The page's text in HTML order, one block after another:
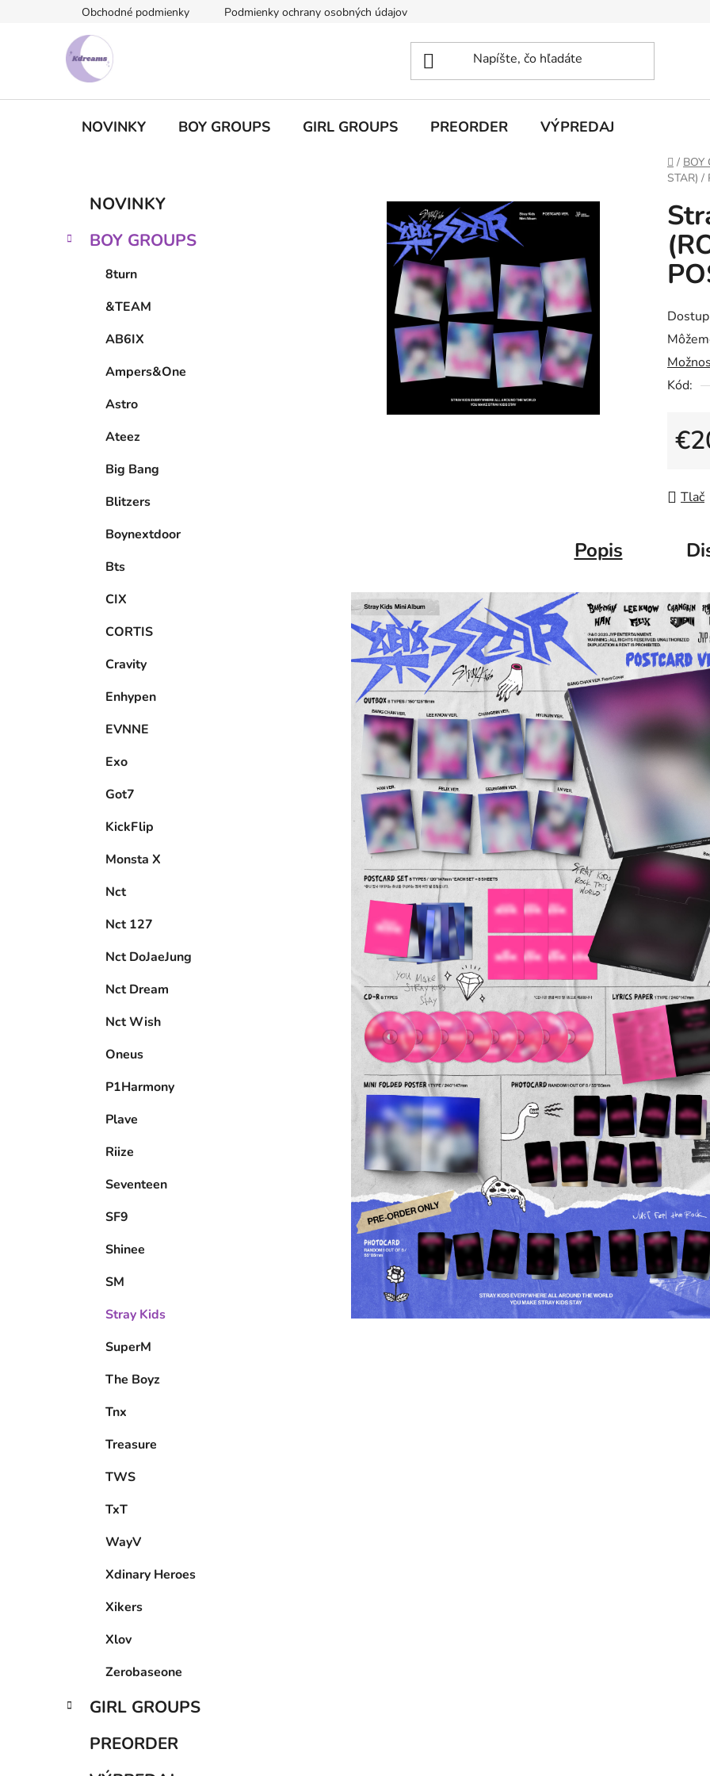
Obchodné podmienky Podmienky ochrany osobných údajov
NOVINKY BOY GROUPS GIRL GROUPS PREORDER VÝPREDAJ
Domov
/ BOY
STAR) /
č
Preskočiť
kategórie
e
NOVINKY
BOY GROUPS
8turn
&TEAM
AB6IX
Ampers&One
Astro
Ateez
Big Bang
Blitzers
Boynextdoor
Bts
CIX
CORTIS
Cravity
Enhypen
EVNNE
Exo
Got7
KickFlip
Monsta X
Nct
Nct 127
Nct DoJaeJung
Nct Dream
Nct Wish
Oneus
P1Harmony
Plave
Riize
Seventeen
SF9
Shinee
SM
Stray Kids
SuperM
The Boyz
Tnx
Treasure
TWS
TxT
WayV
Xdinary Heroes
Xikers
Xlov
Zerobaseone
GIRL GROUPS
PREORDER
Kód:
Tlač
Popis